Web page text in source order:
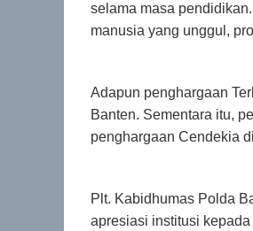
selama masa
manusia yang unggul,
Adapun penghargaan
Banten. Sementara itu,
penghargaan Cendekia
Plt. Kabidhumas Polda
apresiasi institusi